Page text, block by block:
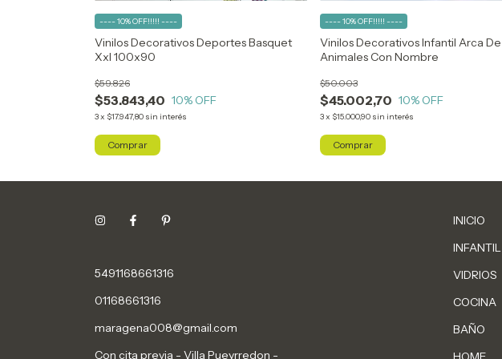
Vinilos Decorativos Deportes Basquet
Xxl 100x90
$53.843,40
$59.826
10% OFF
3x $17.947,80 sin interés
---- 10% OFF!!!!! ----
Vinilos Decorativos Infantil Arca De
Animales Con Nombre
$45.002,70
$50.003
10% OFF
3x $15.000,90 sin interés
---- 10% OFF!!!!! ----
5491168661316
01168661316
maragena008@gmail.com
Con cita previa - Villa Pueyrredon -
INICIO
INFANTIL
VIDRIOS
COCINA
BAÑO